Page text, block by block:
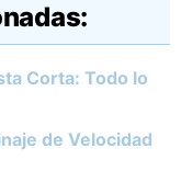
Corta: Todo lo
de Velocidad